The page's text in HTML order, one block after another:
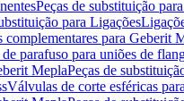
Peças de substituição
para Ligações
complementares para Geberit
parafuso para uniões de
MeplaPeças de
Válvulas de corte esféricas